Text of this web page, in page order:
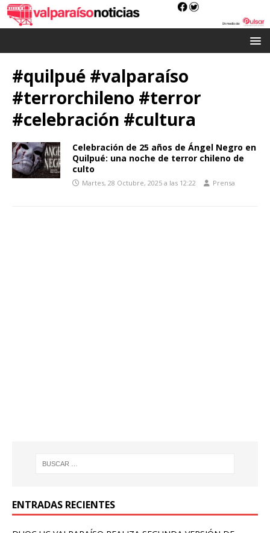
#quilpué #valparaíso
#terrorchileno #terror
#celebración #cultura
Celebración de 25 años de Ángel Negro en
Quilpué: una noche de terror chileno de
culto
Martes, 28 Octubre, 2025 a las 12:22 Prensa
ENTRADAS RECIENTES